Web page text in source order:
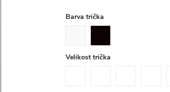
Barva trička
Velikost trička